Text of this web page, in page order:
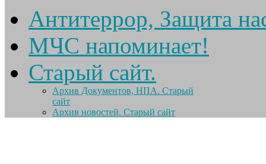
Антитеррор, Защита
МЧС напоминает!
Старый сайт.
Архив Документов, НПА. Старый
сайт
Архив новостей. Старый сайт